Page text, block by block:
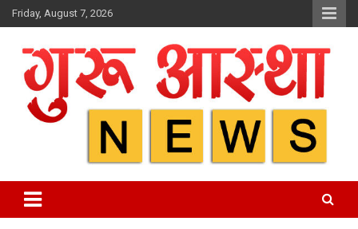
Skip
to
Friday, August 7, 2026